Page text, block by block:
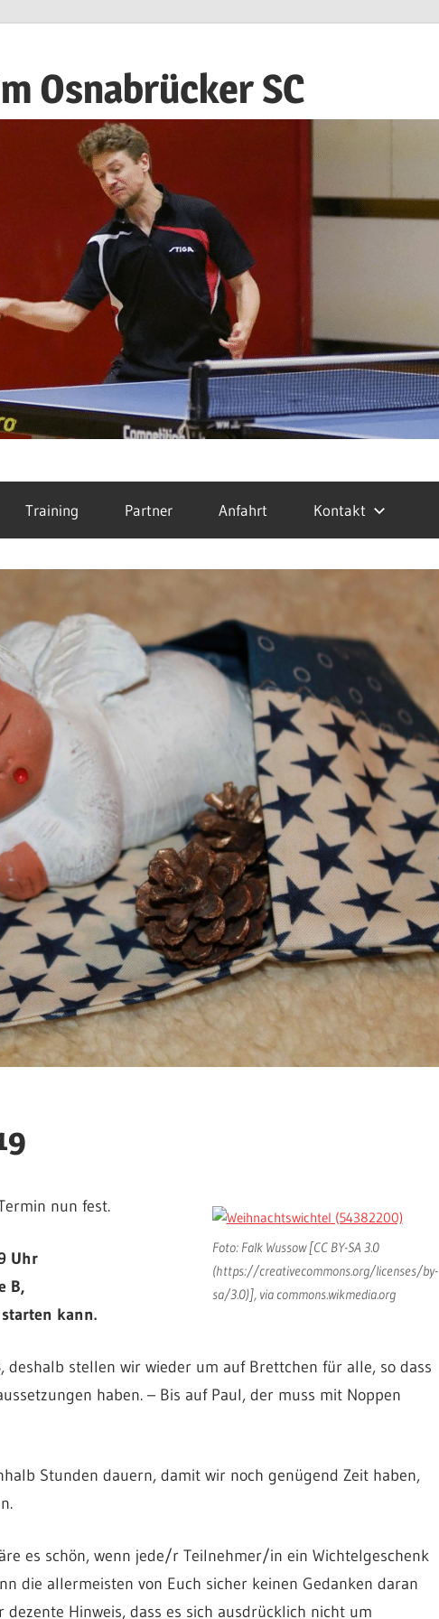
Osnabrücker SC
Training Partner Anfahrt Kontakt
Foto: Falk Wussow [CC BY-SA 3.0
(https://creativecommons.org/licenses/by-
sa/3.0)], via commons.wikmedia.org
nun fest.
Uhr
B,
kann.
deshalb stellen wir wieder um auf Brettchen für alle, so dass
haben. – Bis auf Paul, der muss mit Noppen
Stunden dauern, damit wir noch genügend Zeit haben,
es schön, wenn jede/r Teilnehmer/in ein Wichtelgeschenk
die allermeisten von Euch sicher keinen Gedanken daran
Hinweis, dass es sich ausdrücklich nicht um